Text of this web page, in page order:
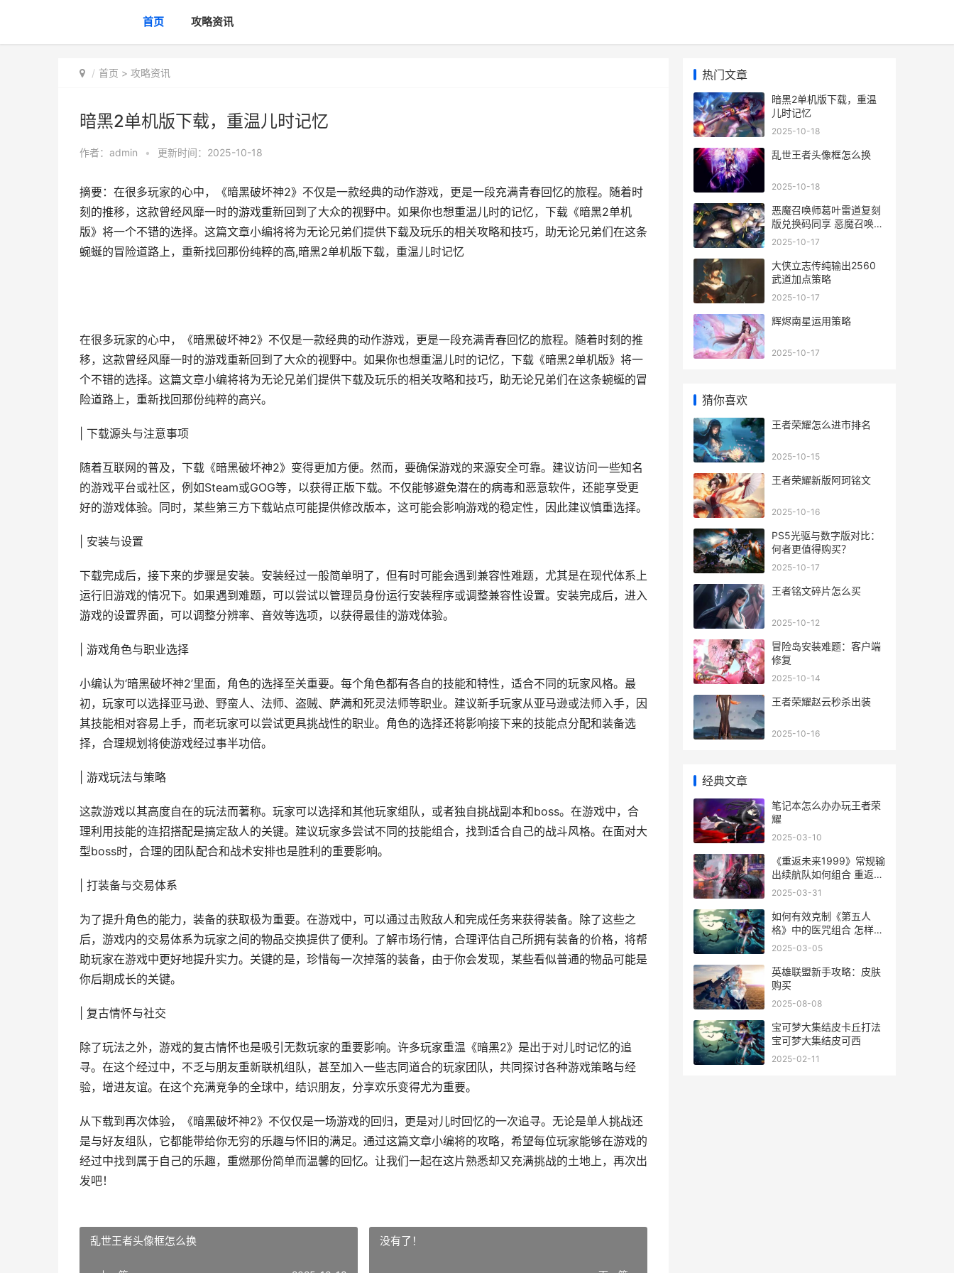
首页 攻略资讯
首页 > 攻略资讯
暗黑2单机版下载，重温儿时记忆
作者： admin • 更新时间：2025-10-18
摘要：在很多玩家的心中，《暗黑破坏神2》不仅是一款经典的动作游戏，更是一段充满青春回忆的旅程。随着时
刻的推移，这款曾经风靡一时的游戏重新回到了大众的视野中。如果你也想重温儿时的记忆，下载《暗黑2单机
版》将一个不错的选择。这篇文章小编将将为无论兄弟们提供下载及玩乐的相关攻略和技巧，助无论兄弟们在这条
蜿蜒的冒险道路上，重新找回那份纯粹的高,暗黑2单机版下载，重温儿时记忆
在很多玩家的心中，《暗黑破坏神2》不仅是一款经典的动作游戏，更是一段充满青春回忆的旅程。随着时刻的推
移，这款曾经风靡一时的游戏重新回到了大众的视野中。如果你也想重温儿时的记忆，下载《暗黑2单机版》将一
个不错的选择。这篇文章小编将将为无论兄弟们提供下载及玩乐的相关攻略和技巧，助无论兄弟们在这条蜿蜒的冒
险道路上，重新找回那份纯粹的高兴。
| 下载源头与注意事项
随着互联网的普及，下载《暗黑破坏神2》变得更加方便。然而，要确保游戏的来源安全可靠。建议访问一些知名
的游戏平台或社区，例如Steam或GOG等，以获得正版下载。不仅能够避免潜在的病毒和恶意软件，还能享受更
好的游戏体验。同时，某些第三方下载站点可能提供修改版本，这可能会影响游戏的稳定性，因此建议慎重选择。
| 安装与设置
下载完成后，接下来的步骤是安装。安装经过一般简单明了，但有时可能会遇到兼容性难题，尤其是在现代体系上
运行旧游戏的情况下。如果遇到难题，可以尝试以管理员身份运行安装程序或调整兼容性设置。安装完成后，进入
游戏的设置界面，可以调整分辨率、音效等选项，以获得最佳的游戏体验。
| 游戏角色与职业选择
小编认为‘暗黑破坏神2’里面，角色的选择至关重要。每个角色都有各自的技能和特性，适合不同的玩家风格。最
初，玩家可以选择亚马逊、野蛮人、法师、盗贼、萨满和死灵法师等职业。建议新手玩家从亚马逊或法师入手，因
其技能相对容易上手，而老玩家可以尝试更具挑战性的职业。角色的选择还将影响接下来的技能点分配和装备选
择，合理规划将使游戏经过事半功倍。
| 游戏玩法与策略
这款游戏以其高度自在的玩法而著称。玩家可以选择和其他玩家组队，或者独自挑战副本和boss。在游戏中，合
理利用技能的连招搭配是搞定敌人的关键。建议玩家多尝试不同的技能组合，找到适合自己的战斗风格。在面对大
型boss时，合理的团队配合和战术安排也是胜利的重要影响。
| 打装备与交易体系
为了提升角色的能力，装备的获取极为重要。在游戏中，可以通过击败敌人和完成任务来获得装备。除了这些之
后，游戏内的交易体系为玩家之间的物品交换提供了便利。了解市场行情，合理评估自己所拥有装备的价格，将帮
助玩家在游戏中更好地提升实力。关键的是，珍惜每一次掉落的装备，由于你会发现，某些看似普通的物品可能是
你后期成长的关键。
| 复古情怀与社交
除了玩法之外，游戏的复古情怀也是吸引无数玩家的重要影响。许多玩家重温《暗黑2》是出于对儿时记忆的追
寻。在这个经过中，不乏与朋友重新联机组队，甚至加入一些志同道合的玩家团队，共同探讨各种游戏策略与经
验，增进友谊。在这个充满竞争的全球中，结识朋友，分享欢乐变得尤为重要。
从下载到再次体验，《暗黑破坏神2》不仅仅是一场游戏的回归，更是对儿时回忆的一次追寻。无论是单人挑战还
是与好友组队，它都能带给你无穷的乐趣与怀旧的满足。通过这篇文章小编将的攻略，希望每位玩家能够在游戏的
经过中找到属于自己的乐趣，重燃那份简单而温馨的回忆。让我们一起在这片熟悉却又充满挑战的土地上，再次出
发吧！
乱世王者头像框怎么换 没有了！
热门文章
暗黑2单机版下载，重温
儿时记忆
2025-10-18
乱世王者头像框怎么换
2025-10-18
恶魔召唤师葛叶雷道复刻
版兑换码同享 恶魔召唤师
葛叶雷道重制版
2025-10-17
大侠立志传纯输出2560
武道加点策略
2025-10-17
辉烬南星运用策略
2025-10-17
猜你喜欢
王者荣耀怎么进市排名
2025-10-15
王者荣耀新版阿珂铭文
2025-10-16
PS5光驱与数字版对比：
何者更值得购买？
2025-10-17
王者铭文碎片怎么买
2025-10-12
冒险岛安装难题：客户端
修复
2025-10-14
王者荣耀赵云秒杀出装
2025-10-16
经典文章
笔记本怎么办办玩王者荣
耀
2025-03-10
《重返未来1999》常规输
出续航队如何组合 重返未
来1999星锑
2025-03-31
如何有效克制《第五人
格》中的医咒组合 怎样克
制
2025-03-05
英雄联盟新手攻略：皮肤
购买
2025-08-08
宝可梦大集结皮卡丘打法
宝可梦大集结皮可西
2025-02-11